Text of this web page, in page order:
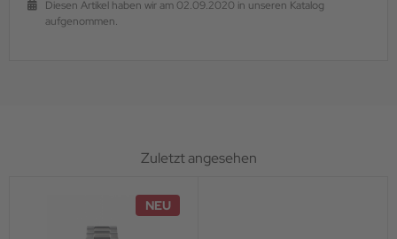
Diesen Artikel haben wir am 02.09.2020 in unseren Katalog
aufgenommen.
Zuletzt angesehen
NEU